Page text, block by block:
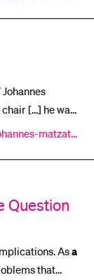
[...] he was
Group
Hebrew
matzat-
Question
Frohburgstrasse 3, Hörsaal 5 – implications. Asa
that